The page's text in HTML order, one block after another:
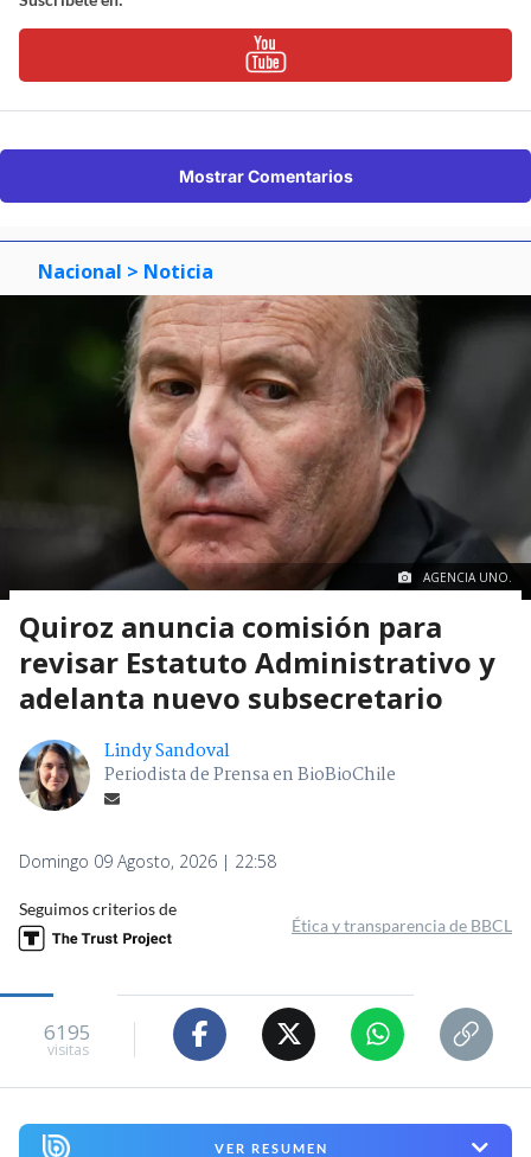
Mostrar Comentarios
Nacional > Noticia
AGENCIA UNO.
Quiroz anuncia comisión para
revisar Estatuto Administrativo y
adelanta nuevo subsecretario
Lindy Sandoval
Periodista de Prensa en BioBioChile
Domingo 09 Agosto, 2026 | 22:58
Seguimos criterios de
Ética y transparencia de BBCL
6195
visitas
VER RESUMEN